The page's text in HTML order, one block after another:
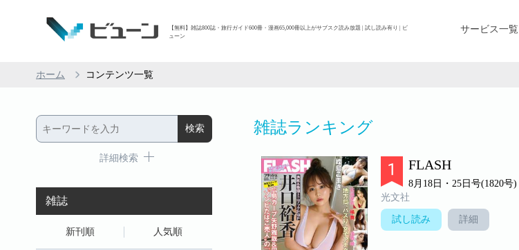
【無料】雑誌800誌・旅行ガイド600冊・漫画65,000冊以上がサブスク読み放題 | 試し読み有り | ビ
ューン
サービス一覧
ホーム コンテンツ一覧
雑誌ランキング
FLASH
8月18日・25日号(1820号)
光文社
試し読み 詳細
詳細検索
雑誌
新刊順 人気順